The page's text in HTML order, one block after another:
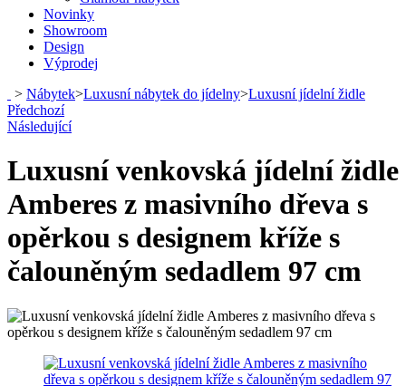
Novinky
Showroom
Design
Výprodej
> Nábytek>Luxusní nábytek do jídelny>Luxusní jídelní židle
Předchozí
Následující
Luxusní venkovská jídelní židle
Amberes z masivního dřeva s
opěrkou s designem kříže s
čalouněným sedadlem 97 cm